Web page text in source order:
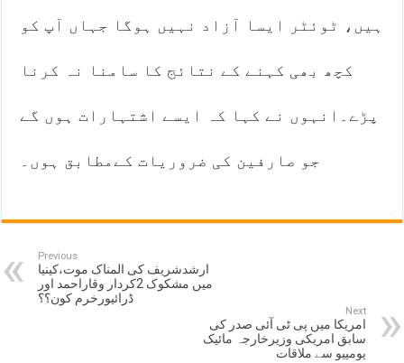
ہیں، ٹوئٹر ایسا آزاد نہیں ہوگا جہاں آپ کو
کچھ بھی کہنے کے نتائج کا سامنا نہ کرنا
پڑے۔انہوں نے کہا کہ ایسے اشتہارات ہوں گے
جو صارفین کی ضروریات کےمطابق ہوں۔
Previous
ارشدشریف کی المناک موت،کینیا
میں مشکوک 2کردار وقاراحمد اور
ڈرائیورخرم کون؟؟
Next
امریکا میں پی ٹی آئی صدر کی
سابق امریکی وزیرخارجہ مائیک
پومپیو سے ملاقات